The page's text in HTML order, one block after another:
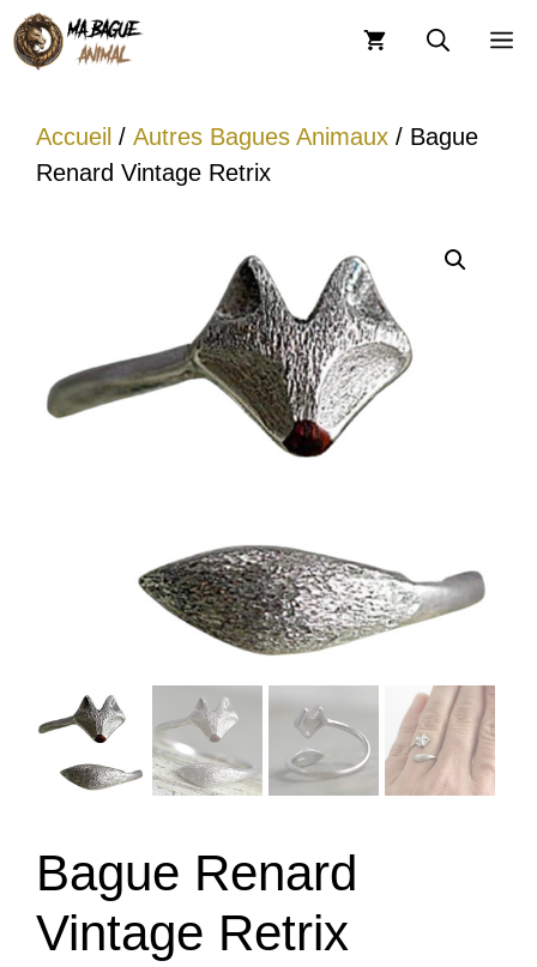
Aller
au
Accueil / Autres Bagues Animaux / Bague
Renard Vintage Retrix
Bague Renard
Vintage Retrix